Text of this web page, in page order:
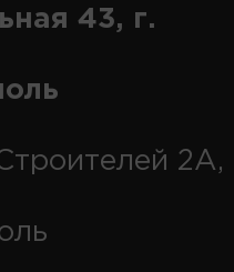
43, г.
2А,